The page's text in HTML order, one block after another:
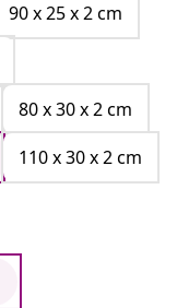
90 x 25 x 2 cm
80 x 30 x 2 cm
110 x 30 x 2 cm